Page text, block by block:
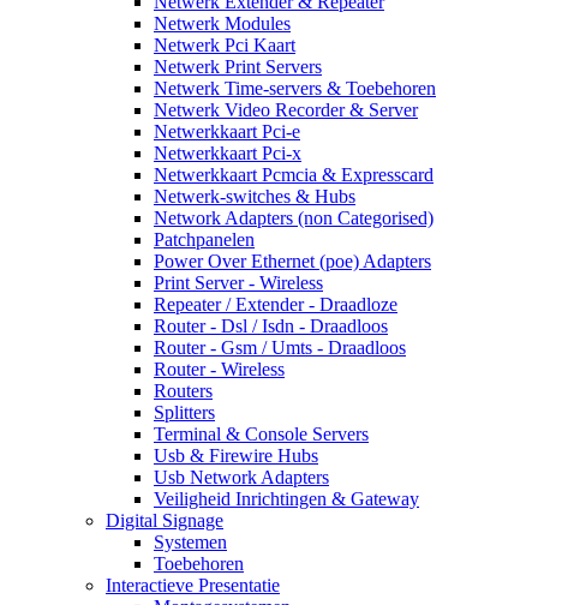
Netwerk Modules
Netwerk Pci Kaart
Netwerk Print Servers
Netwerk Time-servers & Toebehoren
Netwerk Video Recorder & Server
Netwerkkaart Pci-e
Netwerkkaart Pci-x
Netwerkkaart Pcmcia & Expresscard
Netwerk-switches & Hubs
Network Adapters (non Categorised)
Patchpanelen
Power Over Ethernet (poe) Adapters
Print Server - Wireless
Repeater / Extender - Draadloze
Router - Dsl / Isdn - Draadloos
Router - Gsm / Umts - Draadloos
Router - Wireless
Routers
Splitters
Terminal & Console Servers
Usb & Firewire Hubs
Usb Network Adapters
Veiligheid Inrichtingen & Gateway
Digital Signage
Systemen
Toebehoren
Interactieve Presentatie